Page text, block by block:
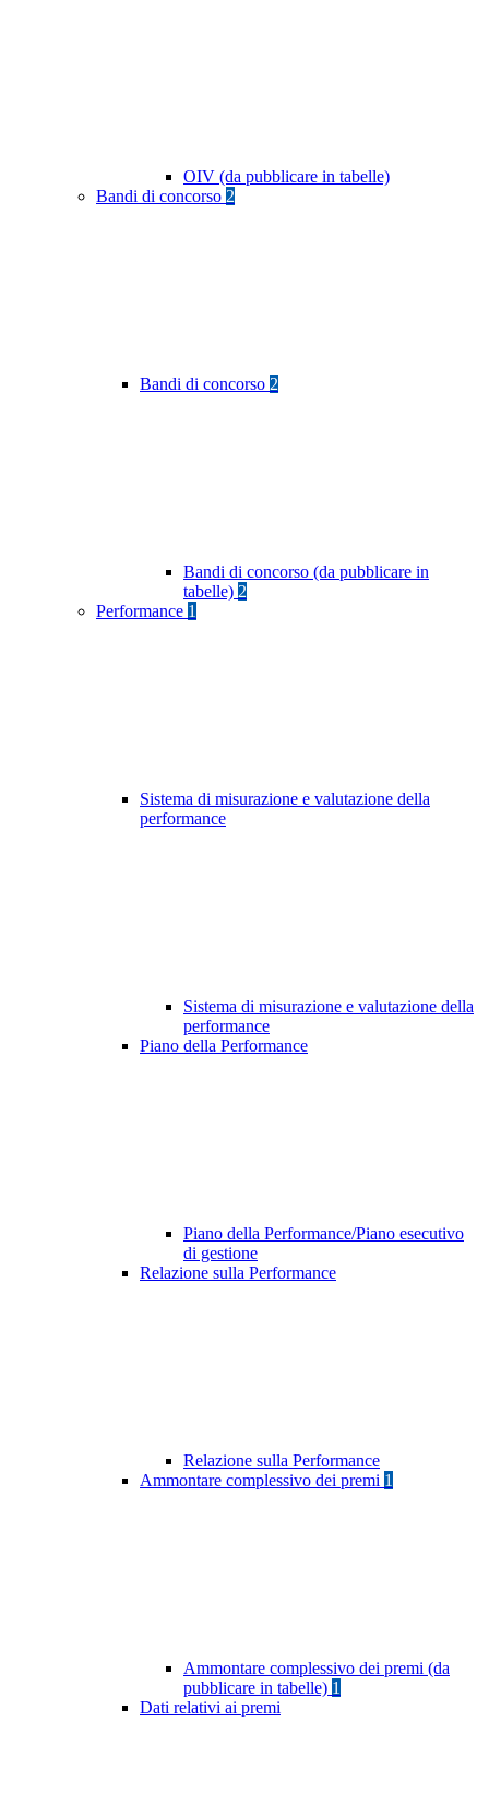
OIV (da pubblicare in tabelle)
Bandi di concorso 2
Bandi di concorso 2
Bandi di concorso (da pubblicare in
tabelle) 2
Performance 1
Sistema di misurazione e valutazione della
performance
Sistema di misurazione e valutazione della
performance
Piano della Performance
Piano della Performance/Piano esecutivo
di gestione
Relazione sulla Performance
Relazione sulla Performance
Ammontare complessivo dei premi 1
Ammontare complessivo dei premi (da
pubblicare in tabelle) 1
Dati relativi ai premi